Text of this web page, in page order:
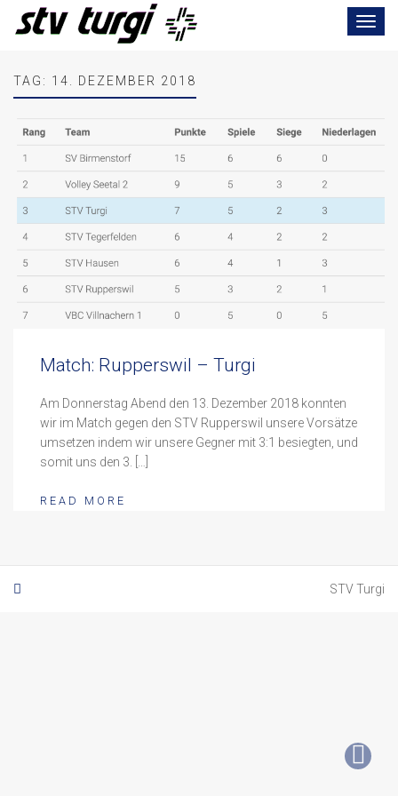
Toggle
TAG: 14. DEZEMBER 2018
Match: Rupperswil – Turgi
Am Donnerstag Abend den 13. Dezember 2018 konnten
wir im Match gegen den STV Rupperswil unsere Vorsätze
umsetzen indem wir unsere Gegner mit 3:1 besiegten, und
somit uns den 3. […]
READ MORE
STV Turgi